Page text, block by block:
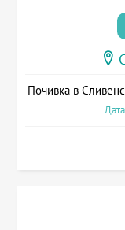
Почивка в